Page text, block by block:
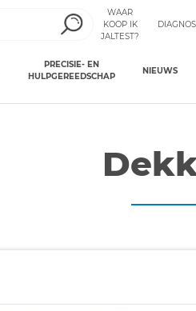
WAAR
KOOP IK
JALTEST?
PRECISIE- EN
HULPGEREEDSCHAP
NIEUWS